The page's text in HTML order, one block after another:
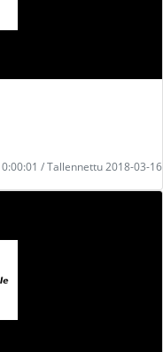
/ Tallennettu 2018-03-16